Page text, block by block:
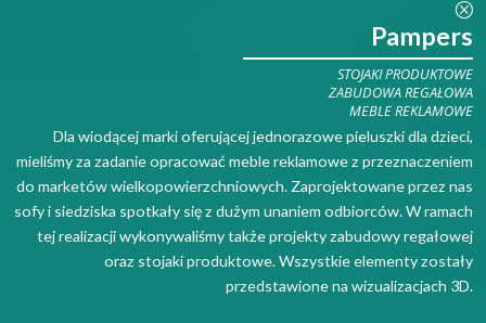
Q
Pampers
STOJAKI PRODUKTOWE
ZABUDOWA REGAŁOWA
MEBLE REKLAMOWE
Dla wiodącej marki oferującej jednorazowe pieluszki dla dzieci,
mieliśmy za zadanie opracować meble reklamowe z przeznaczeniem
do marketów wielkopowierzchniowych. Zaprojektowane przez nas
sofy i siedziska spotkały się z dużym unaniem odbiorców. W ramach
tej realizacji wykonywaliśmy także projekty zabudowy regałowej
oraz stojaki produktowe. Wszystkie elementy zostały
przedstawione na wizualizacjach 3D.